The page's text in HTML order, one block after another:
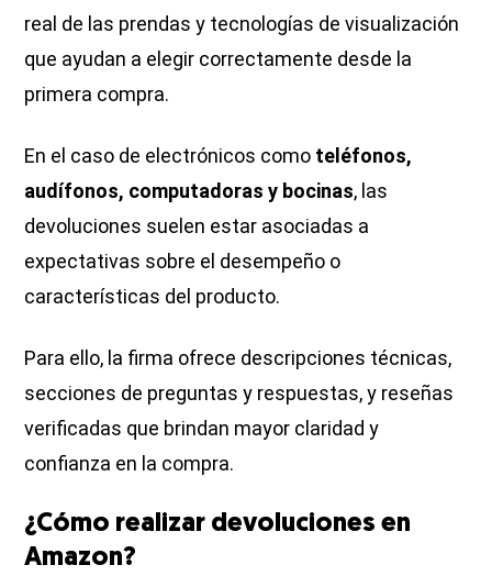
real de las prendas y tecnologías de visualización
que ayudan a elegir correctamente desde la
primera compra.
En el caso de electrónicos como teléfonos,
audífonos, computadoras y bocinas, las
devoluciones suelen estar asociadas a
expectativas sobre el desempeño o
características del producto.
Para ello, la firma ofrece descripciones técnicas,
secciones de preguntas y respuestas, y reseñas
verificadas que brindan mayor claridad y
confianza en la compra.
¿Cómo realizar devoluciones en
Amazon?